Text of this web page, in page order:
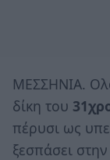
ΜΕΣΣΗΝΙΑ.
δίκη του
πέρυσι ως
ξεσπάσει